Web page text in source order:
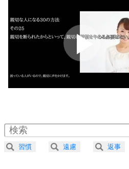
いらいらしない人に
ポジティブにな
ポジティブ思考にな
人生、なんとか
気楽に生きる30の方法
4 器の大きい人は
プラス思考
2.0倍速 （277KB 1分10秒
2.5倍速 （222KB 56秒）
3.0倍速 （185KB 47秒）
習慣 遠慮 返事